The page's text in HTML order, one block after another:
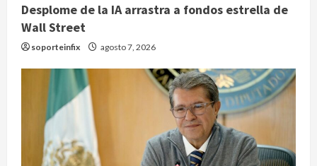
Desplome de la IA arrastra a fondos estrella de
Wall Street
soporteinfix agosto 7, 2026